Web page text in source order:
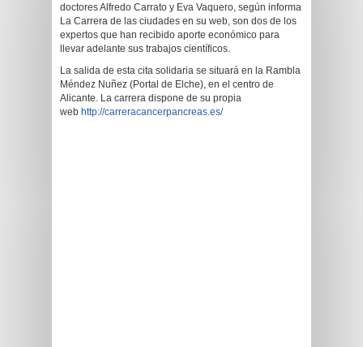
doctores Alfredo Carrato y Eva Vaquero, según informa
La Carrera de las ciudades en su web, son dos de los
expertos que han recibido aporte económico para
llevar adelante sus trabajos científicos.
La salida de esta cita solidaria se situará en la Rambla
Méndez Nuñez (Portal de Elche), en el centro de
Alicante. La carrera dispone de su propia
web http://carreracancerpancreas.es/